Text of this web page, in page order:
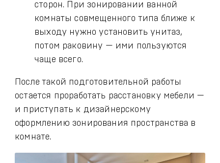
сторон. При зонировании ванной
комнаты совмещенного типа ближе к
выходу нужно установить унитаз,
потом раковину — ими пользуются
чаще всего.
После такой подготовительной работы
остается проработать расстановку мебели —
и приступать к дизайнерскому
оформлению зонирования пространства в
комнате.